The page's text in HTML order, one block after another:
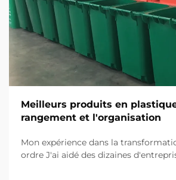
Meilleurs produits en
rangement et l'organisation
Mon expérience dans la
ordre J'ai aidé des dizaines